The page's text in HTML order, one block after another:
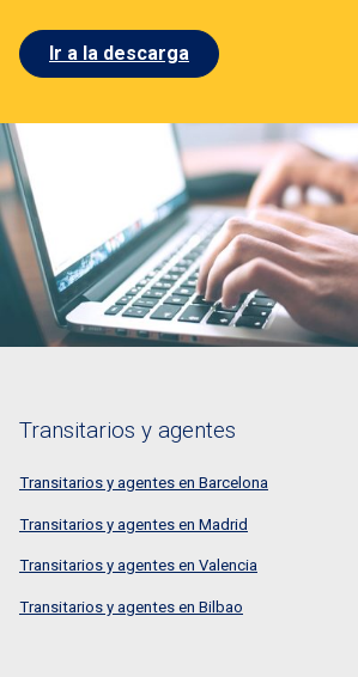
Ir a la descarga
Transitarios y agentes
Transitarios y agentes en Barcelona
Transitarios y agentes en Madrid
Transitarios y agentes en Valencia
Transitarios y agentes en Bilbao